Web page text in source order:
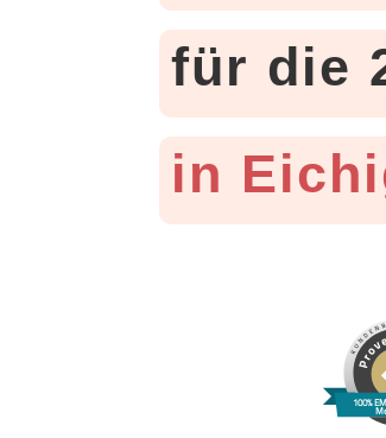
für die
in
100%